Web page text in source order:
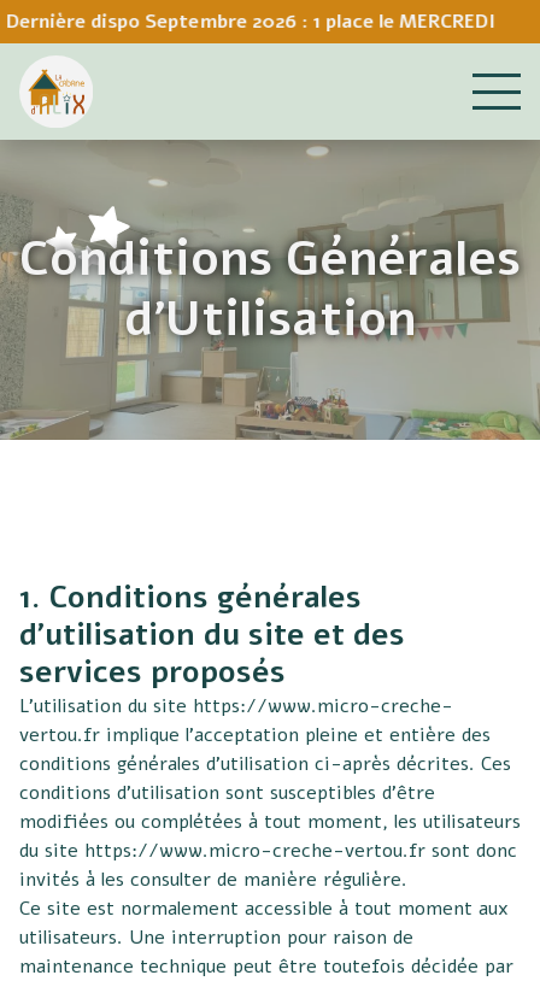
dispo Septembre 2026 : 1 place le MERCREDI
Conditions Générales
d’Utilisation
1. Conditions générales
d’utilisation du site et des
services proposés
L’utilisation du site https://www.micro-creche-
vertou.fr implique l’acceptation pleine et entière des
conditions générales d’utilisation ci-après décrites. Ces
conditions d’utilisation sont susceptibles d’être
modifiées ou complétées à tout moment, les utilisateurs
du site https://www.micro-creche-vertou.fr sont donc
invités à les consulter de manière régulière.
Ce site est normalement accessible à tout moment aux
utilisateurs. Une interruption pour raison de
maintenance technique peut être toutefois décidée par